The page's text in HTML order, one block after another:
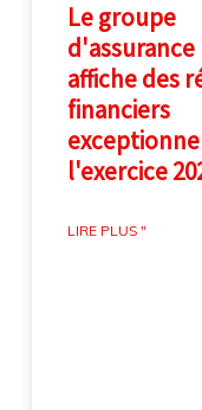
Le groupe
d'assurance
affiche des
financiers
l'exercice
LIRE PLUS "